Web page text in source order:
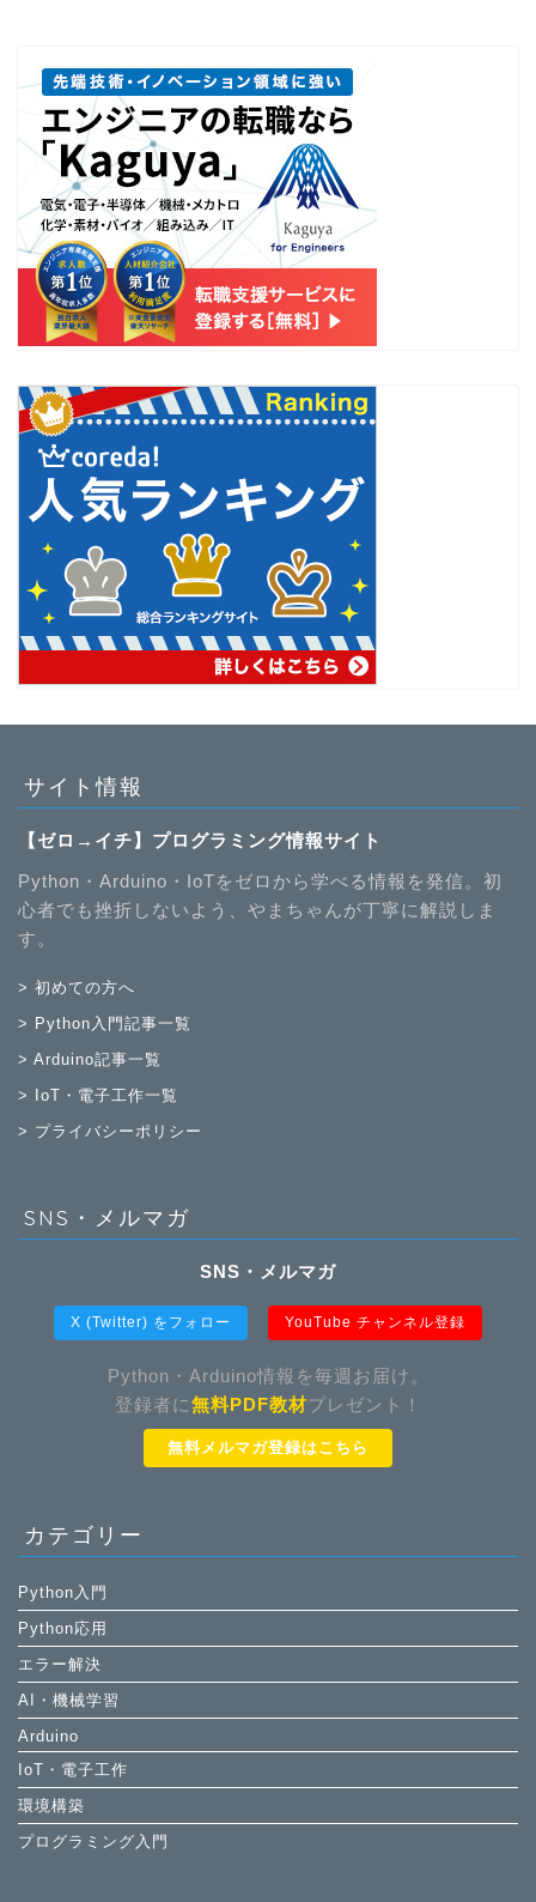
サイト情報
【ゼロ→イチ】プログラミング情報サイト
Python・Arduino・IoTをゼロから学べる情報を発信。初
心者でも挫折しないよう、やまちゃんが丁寧に解説しま
す。
> 初めての方へ
> Python入門記事一覧
> Arduino記事一覧
> IoT・電子工作一覧
> プライバシーポリシー
SNS・メルマガ
SNS・メルマガ
X (Twitter) をフォロー YouTube チャンネル登録
Python・Arduino情報を毎週お届け。
登録者に無料PDF教材プレゼント！
無料メルマガ登録はこちら
カテゴリー
Python入門
Python応用
エラー解決
AI・機械学習
Arduino
IoT・電子工作
環境構築
プログラミング入門